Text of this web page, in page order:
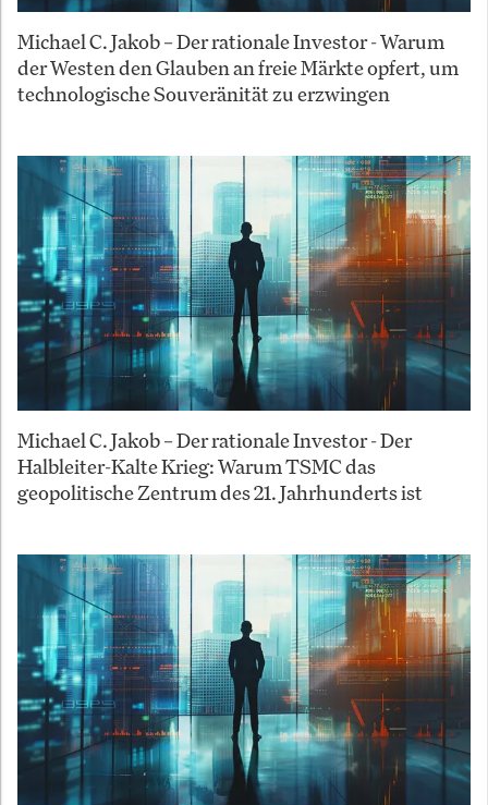
Michael C. Jakob – Der rationale Investor - Warum
der Westen den Glauben an freie Märkte opfert, um
technologische Souveränität zu erzwingen
Michael C. Jakob – Der rationale Investor - Der
Halbleiter-Kalte Krieg: Warum TSMC das
geopolitische Zentrum des 21. Jahrhunderts ist